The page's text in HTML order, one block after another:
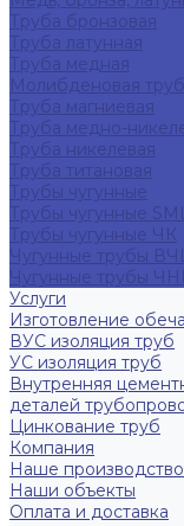
Труба бронзовая
Труба латунная
Труба медная
Молибденовая
Труба магниевая
Труба медно-
Труба никелевая
Труба титановая
Трубы чугунные
Трубы чугунные
Трубы чугунные ЧК
Чугунные трубы
Чугунные трубы
Услуги
Изготовление
ВУС изоляция труб
УС изоляция труб
Внутренняя
деталей
Цинкование труб
Компания
Наше производство
Наши объекты
Оплата и доставка